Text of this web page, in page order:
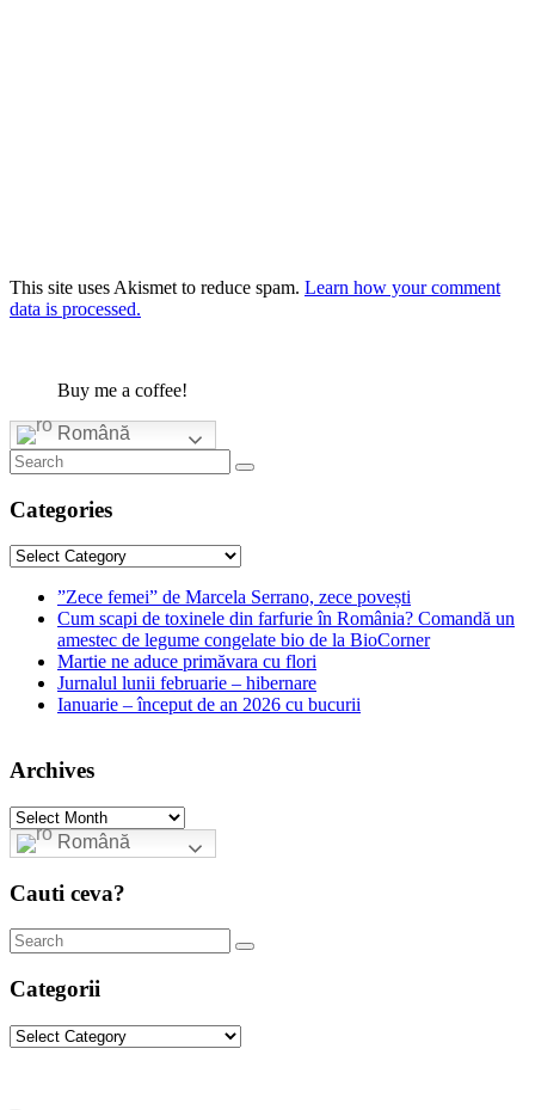
This site uses Akismet to reduce spam. Learn how your comment
data is processed.
Buy me a coffee!
Română
Categories
Categories
”Zece femei” de Marcela Serrano, zece povești
Cum scapi de toxinele din farfurie în România? Comandă un
amestec de legume congelate bio de la BioCorner
Martie ne aduce primăvara cu flori
Jurnalul lunii februarie – hibernare
Ianuarie – început de an 2026 cu bucurii
Archives
Archives
Română
Cauti ceva?
Categorii
Categorii